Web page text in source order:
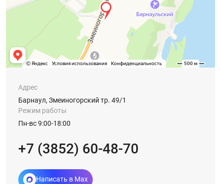
Адрес
Барнаул, Змеиногорский тр. 49/1
Режим работы
Пн-вс 9:00-18:00
+7 (3852) 60-48-70
Написать в Max